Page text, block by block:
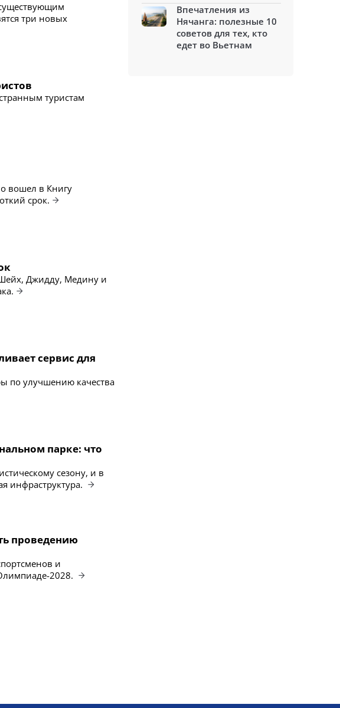
три новых
туристам
вошел в Книгу
срок.
Джидду, Медину и
сервис для
по улучшению качества
парке: что
сезону, и в
инфраструктура.
проведению
и
2028.
Впечатления из
Нячанга: полезные 10
советов для тех, кто
едет во Вьетнам